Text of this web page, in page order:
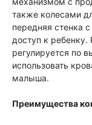
также колесами
передняя стенка
доступ к
регулируется по
использовать
малыша.
Преимущества